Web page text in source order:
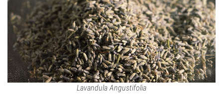
Lavandula Angustifolia